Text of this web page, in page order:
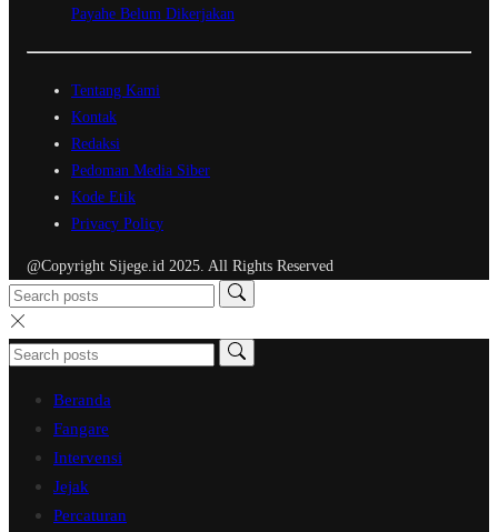
Payahe Belum Dikerjakan
Tentang Kami
Kontak
Redaksi
Pedoman Media Siber
Kode Etik
Privacy Policy
@Copyright Sijege.id 2025. All Rights Reserved
Beranda
Fangare
Intervensi
Jejak
Percaturan